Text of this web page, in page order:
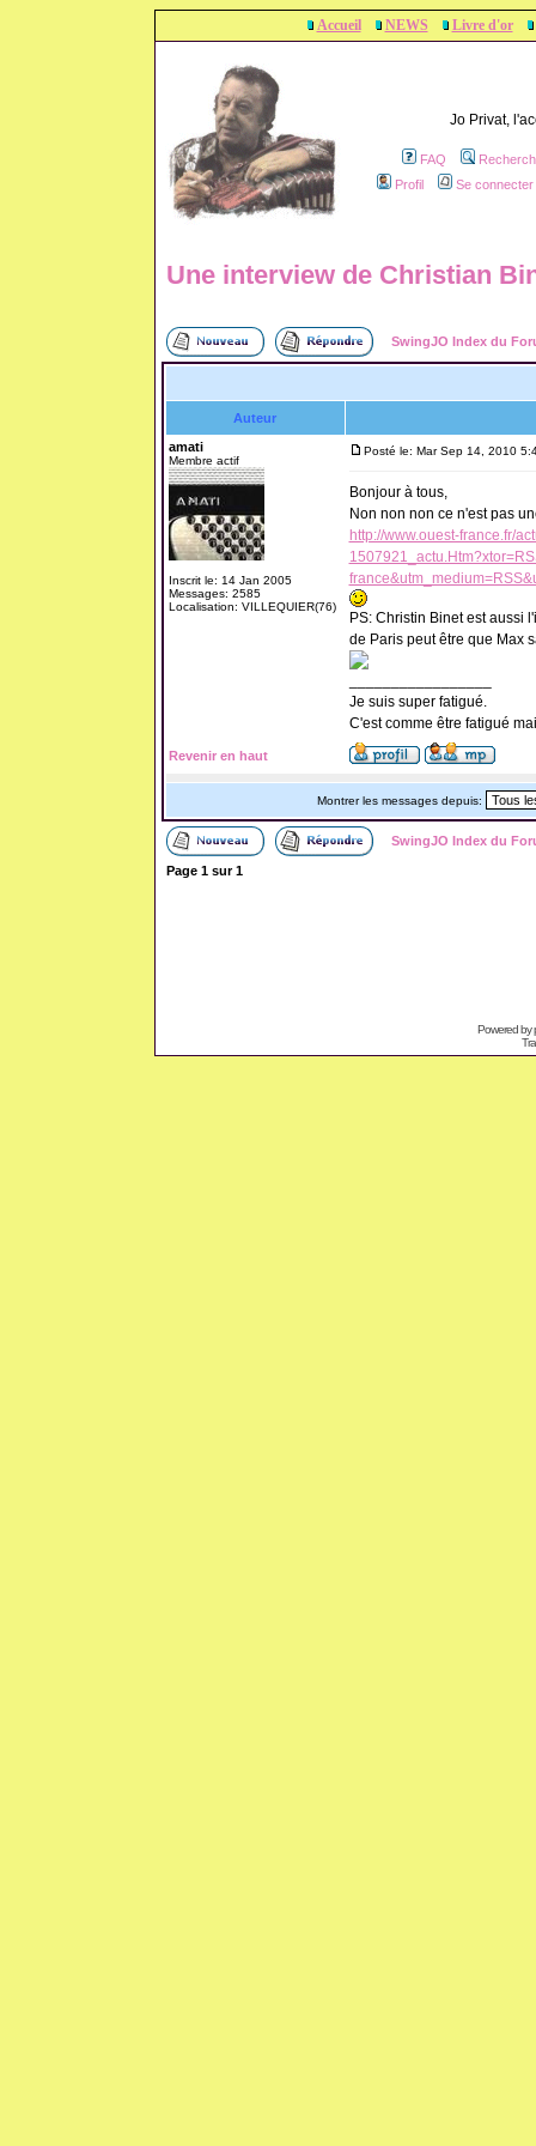
Accueil NEWS Livre d'or
Jo Privat,
FAQ
Profil
Se
Une interview de Christian
SwingJO Index du
Auteur
amati
Membre actif
Inscrit le: 14 Jan 2005
Messages: 2585
Localisation: VILLEQUIER(76)
Posté le: Mar Sep 14, 2010
Bonjour à tous,
Non non non ce n'est pas
http://www.ouest-france.fr/
PS: Christin Binet est aussi
de Paris peut être que Max
Je suis super fatigué.
C'est comme être fatigué
Revenir en haut
Montrer les messages depuis:
SwingJO Index du
Page 1sur1
Powered by